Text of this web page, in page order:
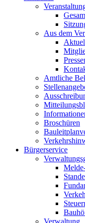
Aus dem
Amtliche
Broschüren
Bürgerservice
Verwaltung